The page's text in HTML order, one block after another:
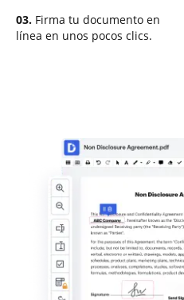
03. Firma tu documento en
línea en unos pocos clics.